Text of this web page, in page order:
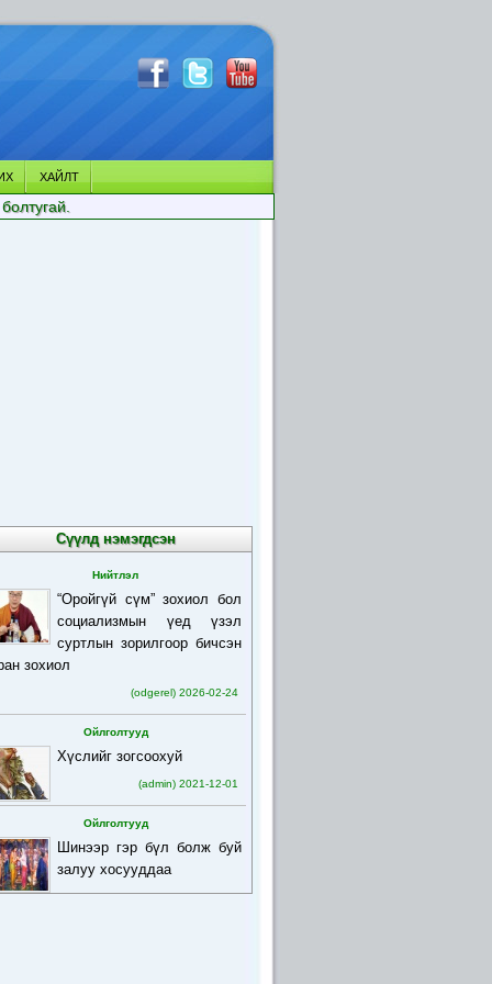
ХАЙЛТ
Сүүлд нэмэгдсэн
Нийтлэл
“Оройгүй сүм” зохиол бол
социализмын үед үзэл
суртлын зорилгоор бичсэн
зохиол
(odgerel) 2026-02-24
Ойлголтууд
Хүслийг зогсоохуй
(admin) 2021-12-01
Ойлголтууд
Шинээр гэр бүл болж буй
залуу хосууддаа
(admin) 2021-12-01